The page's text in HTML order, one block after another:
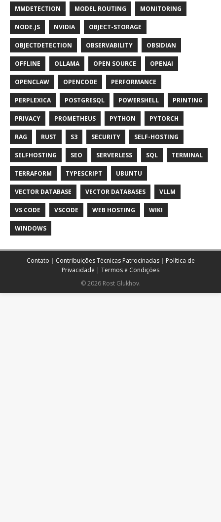
MMDETECTION MODEL ROUTING MONITORING
NODE.JS NVIDIA OBJECT-STORAGE
OBJECTDETECTION OBSERVABILITY OBSIDIAN
OFFLINE OLLAMA OPEN SOURCE OPENAI
OPENCLAW OPENCODE PERFORMANCE
PERPLEXICA POSTGRESQL POWERSHELL PRINTING
PRIVACY PROMETHEUS PYTHON PYTORCH
RAG RUST S3 SECURITY SELF-HOSTING
SELFHOSTING SEO SERVERLESS SQL TERMINAL
TERRAFORM TYPESCRIPT UBUNTU
VECTOR DATABASE VECTOR DATABASES VLLM
VS CODE VSCODE WEB HOSTING WIKI
WINDOWS
Contato | Contribuições Técnicas Patrocinadas| Política de
Privacidade | Termos e Condições
© 2026 Rost Glukhov.